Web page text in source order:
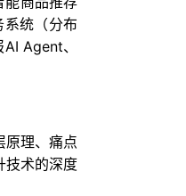
统（分布
Agent、
原理、痛点
技术的深度